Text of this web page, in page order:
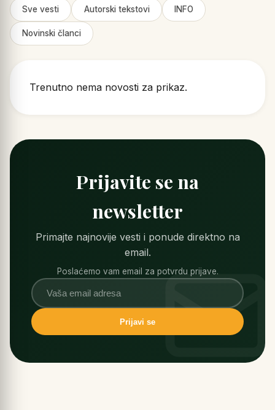
Sve vesti Autorski tekstovi INFO
Novinski članci
Trenutno nema novosti za prikaz.
Prijavite se na
newsletter
Primajte najnovije vesti i ponude direktno na
email.
Poslaćemo vam email za potvrdu prijave.
Prijavi se